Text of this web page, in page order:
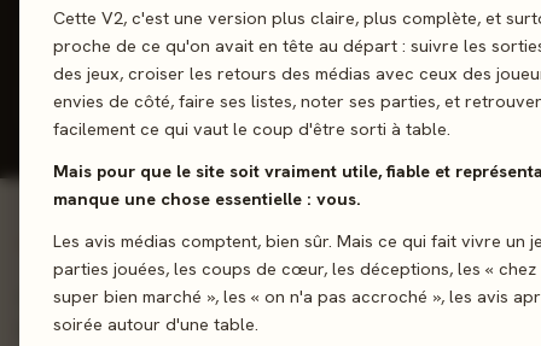
Cette V2, c'est une version plus claire, plus complète, et
proche de ce qu'on avait en tête au départ : suivre les
des jeux, croiser les retours des médias avec ceux des
envies de côté, faire ses listes, noter ses parties, et
facilement ce qui vaut le coup d'être sorti à table.
Mais pour que le site soit vraiment utile, fiable et
manque une chose essentielle : vous.
Les avis médias comptent, bien sûr. Mais ce qui fait vivre un
parties jouées, les coups de cœur, les déceptions, les « chez
super bien marché », les « on n'a pas accroché », les avis
soirée autour d'une table.
J'ai joué Envie de jouer Wishlist
Donner mon avis
01 - LE JEU
Collectionnez les animaux… mais contrôlez leur valeur !
la savane qui vous rapporteront le plus de points,